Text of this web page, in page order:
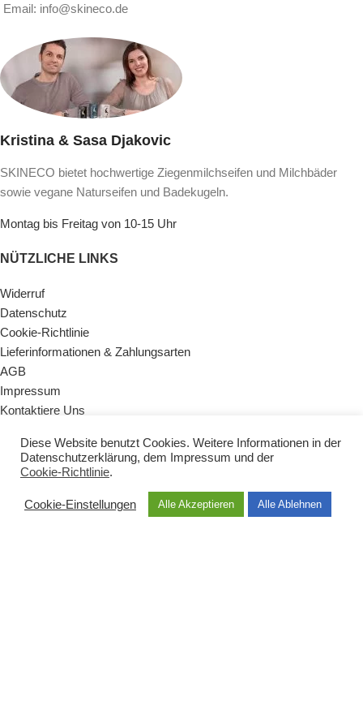
Email: info@skineco.de
Kristina & Sasa Djakovic
SKINECO bietet hochwertige Ziegenmilchseifen und Milchbäder
sowie vegane Naturseifen und Badekugeln.
Montag bis Freitag von 10-15 Uhr
NÜTZLICHE LINKS
Widerruf
Datenschutz
Cookie-Richtlinie
Lieferinformationen & Zahlungsarten
AGB
Impressum
Kontaktiere Uns
KATEGORIEN
Naturseifen
Badezusätze
Diese Website benutzt Cookies. Weitere Informationen in der
Datenschutzerklärung, dem Impressum und der
Cookie-Richtlinie.
Cookie-Einstellungen Alle Akzeptieren Alle Ablehnen